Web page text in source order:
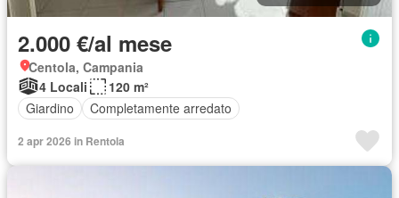
2.000 €/al mese
Centola, Campania
4 Locali
120 m²
Giardino
Completamente arredato
2 apr 2026 in Rentola